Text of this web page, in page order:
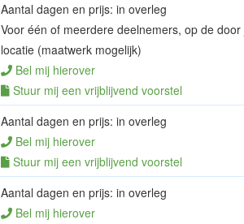
Aantal dagen en prijs: in overleg
Voor één of meerdere deelnemers, op de
locatie (maatwerk mogelijk)
Bel mij hierover
Stuur mij een vrijblijvend voorstel
Aantal dagen en prijs: in overleg
Bel mij hierover
Stuur mij een vrijblijvend voorstel
Aantal dagen en prijs: in overleg
Bel mij hierover